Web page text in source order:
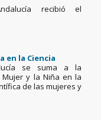
recibió el
en la Ciencia
se suma a la
y la Niña en la
de las mujeres y